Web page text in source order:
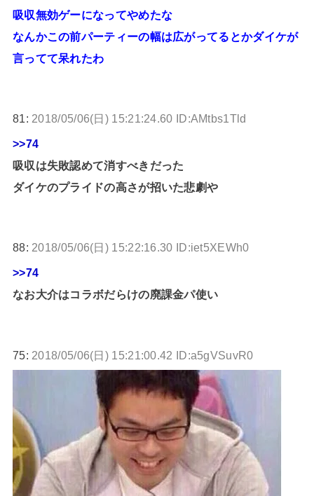
吸収無効ゲーになってやめたな
なんかこの前パーティーの幅は広がってるとかダイケが
言ってて呆れたわ
81: 2018/05/06(日) 15:21:24.60 ID:AMtbs1Tld
>>74
吸収は失敗認めて消すべきだった
ダイケのプライドの高さが招いた悲劇や
88: 2018/05/06(日) 15:22:16.30 ID:iet5XEWh0
>>74
なお大介はコラボだらけの廃課金パ使い
75: 2018/05/06(日) 15:21:00.42 ID:a5gVSuvR0